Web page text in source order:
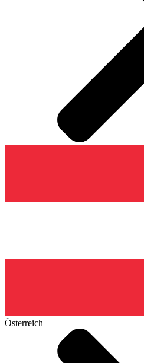
Österreich